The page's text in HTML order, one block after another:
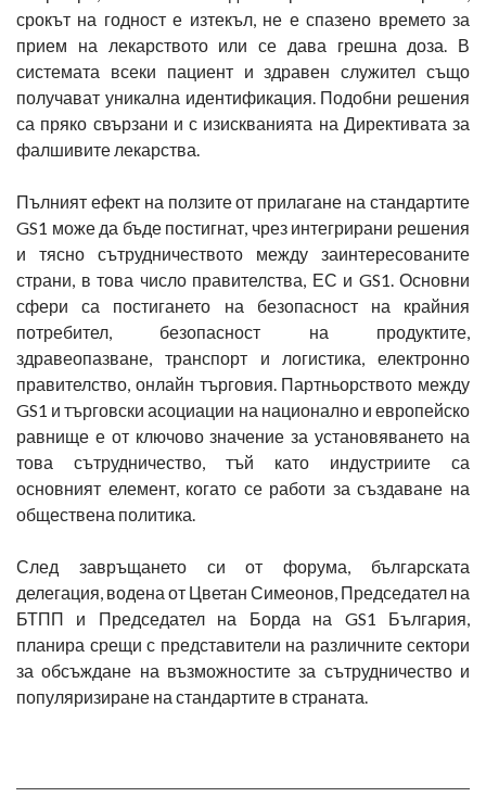
срокът на годност е изтекъл, не е спазено времето за
прием на лекарството или се дава грешна доза. В
системата всеки пациент и здравен служител също
получават уникална идентификация. Подобни решения
са пряко свързани и с изискванията на Директивата за
фалшивите лекарства.
Пълният ефект на ползите от прилагане на стандартите
GS1 може да бъде постигнат, чрез интегрирани решения
и тясно сътрудничеството между заинтересованите
страни, в това число правителства, ЕС и GS1. Основни
сфери са постигането на безопасност на крайния
потребител, безопасност на продуктите,
здравеопазване, транспорт и логистика, електронно
правителство, онлайн търговия. Партньорството между
GS1 и търговски асоциации на национално и европейско
равнище е от ключово значение за установяването на
това сътрудничество, тъй като индустриите са
основният елемент, когато се работи за създаване на
обществена политика.
След завръщането си от форума, българската
делегация, водена от Цветан Симеонов, Председател на
БТПП и Председател на Борда на GS1 България,
планира срещи с представители на различните сектори
за обсъждане на възможностите за сътрудничество и
популяризиране на стандартите в страната.